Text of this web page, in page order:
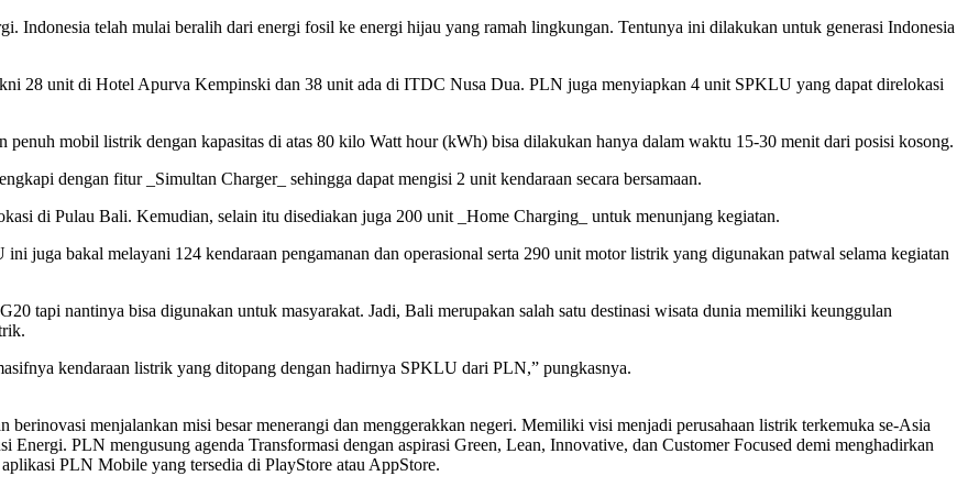
Indonesia telah mulai beralih dari energi fosil ke energi hijau yang ramah lingkungan. Tentunya ini dilakukan untuk generasi Indonesia
28 unit di Hotel Apurva Kempinski dan 38 unit ada di ITDC Nusa Dua. PLN juga menyiapkan 4 unit SPKLU yang dapat direlokasi
mobil listrik dengan kapasitas di atas 80 kilo Watt hour (kWh) bisa dilakukan hanya dalam waktu 15-30 menit dari posisi kosong.
dengan fitur _Simultan Charger_ sehingga dapat mengisi 2 unit kendaraan secara bersamaan.
di Pulau Bali. Kemudian, selain itu disediakan juga 200 unit _Home Charging_ untuk menunjang kegiatan.
juga bakal melayani 124 kendaraan pengamanan dan operasional serta 290 unit motor listrik yang digunakan patwal selama kegiatan
tapi nantinya bisa digunakan untuk masyarakat. Jadi, Bali merupakan salah satu destinasi wisata dunia memiliki keunggulan
kendaraan listrik yang ditopang dengan hadirnya SPKLU dari PLN,” pungkasnya.
menjalankan misi besar menerangi dan menggerakkan negeri. Memiliki visi menjadi perusahaan listrik terkemuka se-Asia
PLN mengusung agenda Transformasi dengan aspirasi Green, Lean, Innovative, dan Customer Focused demi menghadirkan
PLN Mobile yang tersedia di PlayStore atau AppStore.